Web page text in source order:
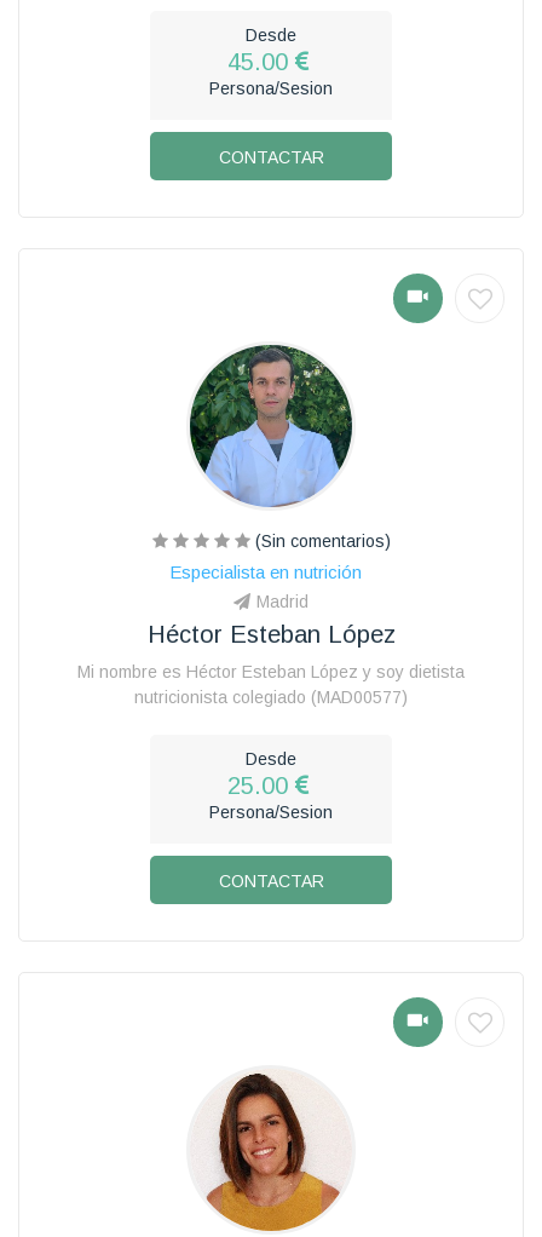
Desde
45.00
Persona/Sesion
CONTACTAR
(Sin comentarios)
Especialista en nutrición
Madrid
Héctor Esteban López
Mi nombre es Héctor Esteban López y soy dietista
nutricionista colegiado (MAD00577)
Desde
25.00
Persona/Sesion
CONTACTAR